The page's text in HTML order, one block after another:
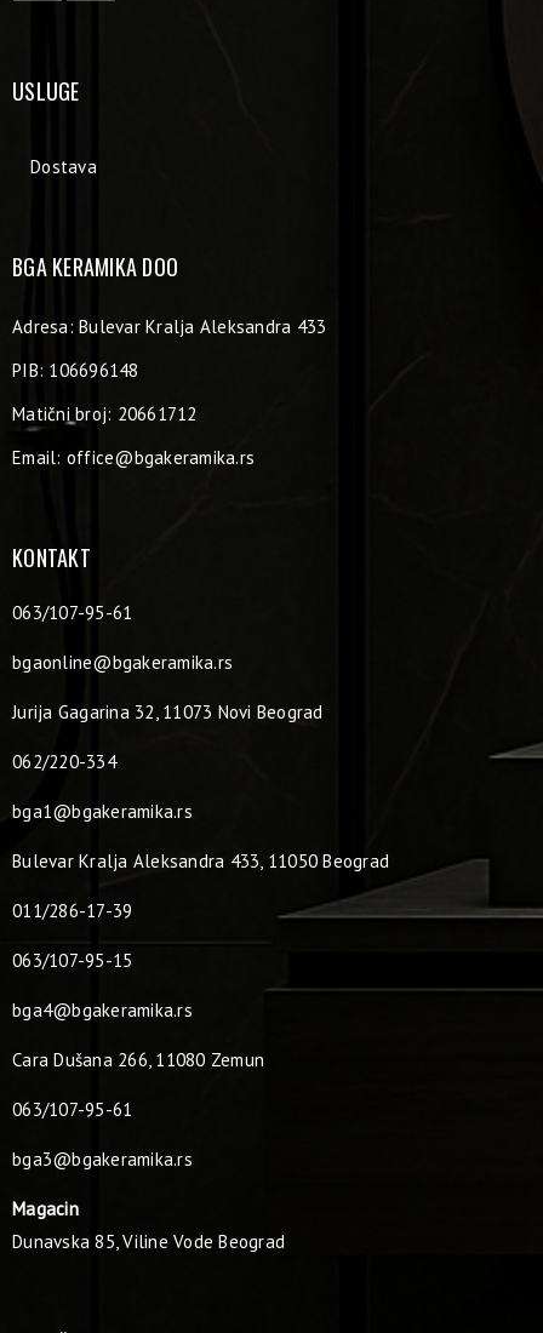
USLUGE
Dostava
BGA KERAMIKA DOO
Adresa: Bulevar Kralja Aleksandra 433
PIB: 106696148
Matični broj: 20661712
Email: office@bgakeramika.rs
KONTAKT
063/107-95-61
bgaonline@bgakeramika.rs
Jurija Gagarina 32, 11073 Novi Beograd
062/220-334
bga1@bgakeramika.rs
Bulevar Kralja Aleksandra 433, 11050 Beograd
011/286-17-39
063/107-95-15
bga4@bgakeramika.rs
Cara Dušana 266, 11080 Zemun
063/107-95-61
bga3@bgakeramika.rs
Magacin
Dunavska 85, Viline Vode Beograd